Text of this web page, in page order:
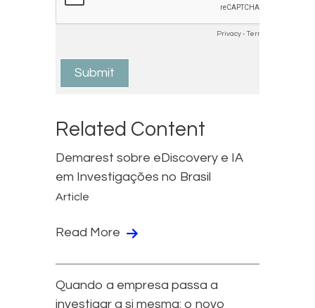
Related Content
Demarest sobre eDiscovery e IA
em Investigações no Brasil
Article
Read More
Quando a empresa passa a
investigar a si mesma: o novo